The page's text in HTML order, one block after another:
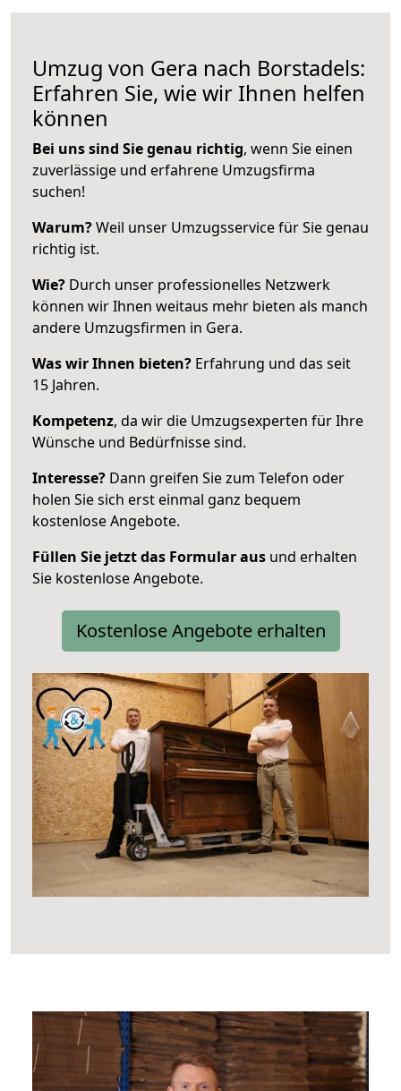
Umzug von Gera nach Borstadels:
Erfahren Sie, wie wir Ihnen helfen
können
Bei uns sind Sie genau richtig, wenn Sie einen
zuverlässige und erfahrene Umzugsfirma
suchen!
Warum?Weil unser Umzugsservice für Sie genau
richtig ist.
Wie? Durch unser professionelles Netzwerk
können wir Ihnen weitaus mehr bieten als manch
andere Umzugsfirmen in Gera.
Was wir Ihnen bieten? Erfahrung und das seit
15 Jahren.
Kompetenz, da wir die Umzugsexperten für Ihre
Wünsche und Bedürfnisse sind.
Interesse? Dann greifen Sie zum Telefon oder
holen Sie sich erst einmal ganz bequem
kostenlose Angebote.
Füllen Sie jetzt das Formular aus und erhalten
Sie kostenlose Angebote.
Kostenlose Angebote erhalten